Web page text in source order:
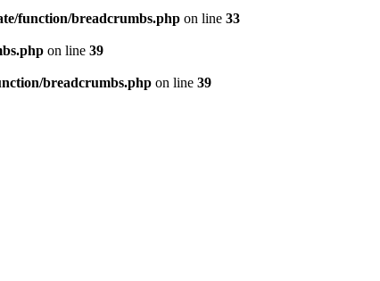
function/breadcrumbs.php on line 33
on line 39
breadcrumbs.php on line 39